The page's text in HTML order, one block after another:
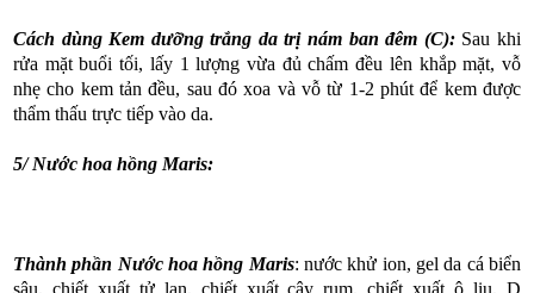
Cách dùng Kem dưỡng trắng da trị nám ban đêm (C): Sau khi
rửa mặt buổi tối, lấy 1 lượng vừa đủ chấm đều lên khắp mặt, vỗ
nhẹ cho kem tản đều, sau đó xoa và vỗ từ 1-2 phút để kem được
thẩm thấu trực tiếp vào da.
5/ Nước hoa hồng Maris:
Thành phần Nước hoa hồng Maris: nước khử ion, gel da cá biển
sâu, chiết xuất tử lan, chiết xuất cây rum, chiết xuất ô liu, D